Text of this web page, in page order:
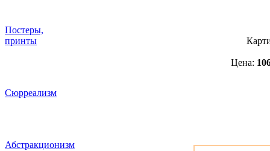
Постеры,
принты
Сюрреализм
Абстракционизм
Цена: